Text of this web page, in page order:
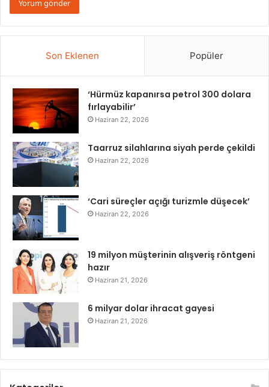
Son Eklenen Popüler
‘Hürmüz kapanırsa petrol 300 dolara
fırlayabilir’
Haziran 22, 2026
Taarruz silahlarına siyah perde çekildi
Haziran 22, 2026
‘Cari süreçler açığı turizmle düşecek’
Haziran 22, 2026
19 milyon müşterinin alışveriş röntgeni
hazır
Haziran 21, 2026
6 milyar dolar ihracat gayesi
Haziran 21, 2026